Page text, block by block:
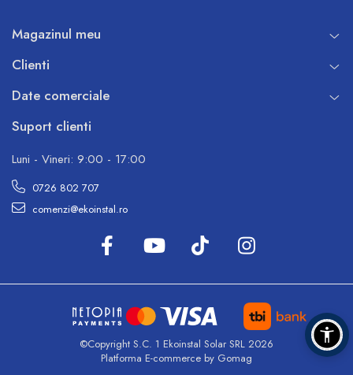
Magazinul meu
Clienti
Date comerciale
Suport clienti
Luni - Vineri: 9:00 - 17:00
0726 802 707
comenzi@ekoinstal.ro
©Copyright S.C. 1 Ekoinstal Solar SRL 2026
Platforma E-commerce by Gomag